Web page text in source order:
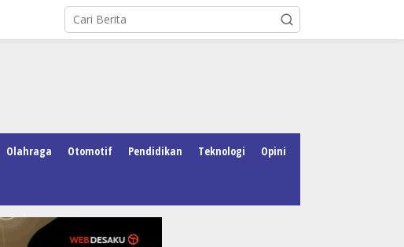
Olahraga Otomotif Pendidikan Teknologi Opini